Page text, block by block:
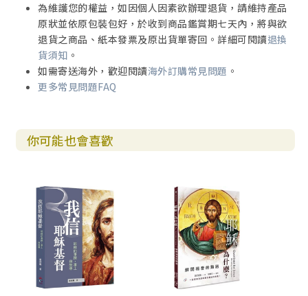
為維護您的權益，如因個人因素欲辦理退貨，請維持產品
原狀並依原包裝包好，於收到商品鑑賞期七天內，將與欲
退貨之商品、紙本發票及原出貨單寄回。詳細可閱讀退換
貨須知 。
如需寄送海外，歡迎閱讀海外訂購常見問題 。
更多常見問題FAQ
你可能也會喜歡